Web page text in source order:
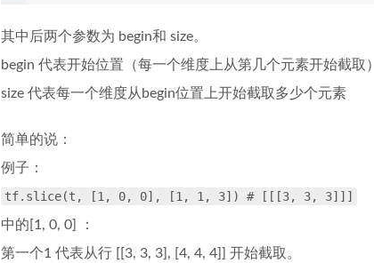
其中后两个参数为 begin和 size。
begin 代表开始位置（每一个维度上从第几个元素开始截取）
size 代表每一个维度从begin位置上开始截取多少个元素
简单的说：
例子：
tf.slice(t, [1, 0, 0], [1, 1, 3]) # [[[3, 3, 3]]]
中的[1, 0, 0] ：
第一个1 代表从行 [[3, 3, 3], [4, 4, 4]] 开始截取。